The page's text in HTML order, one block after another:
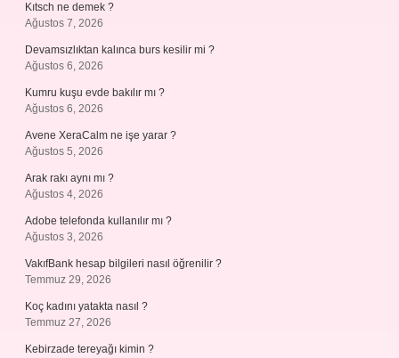
Kıtsch ne demek ?
Ağustos 7, 2026
Devamsızlıktan kalınca burs kesilir mi ?
Ağustos 6, 2026
Kumru kuşu evde bakılır mı ?
Ağustos 6, 2026
Avene XeraCalm ne işe yarar ?
Ağustos 5, 2026
Arak rakı aynı mı ?
Ağustos 4, 2026
Adobe telefonda kullanılır mı ?
Ağustos 3, 2026
VakıfBank hesap bilgileri nasıl öğrenilir ?
Temmuz 29, 2026
Koç kadını yatakta nasıl ?
Temmuz 27, 2026
Kebirzade tereyağı kimin ?